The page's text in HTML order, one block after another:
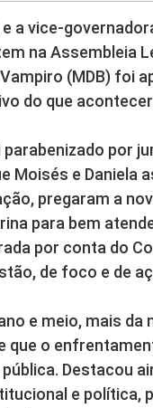
a vice-
na Assembleia
(MDB) foi
do que
por
e Daniela
pregaram a
para bem
por conta do
de foco e de
e meio, mais da
que o
Destacou
e política,